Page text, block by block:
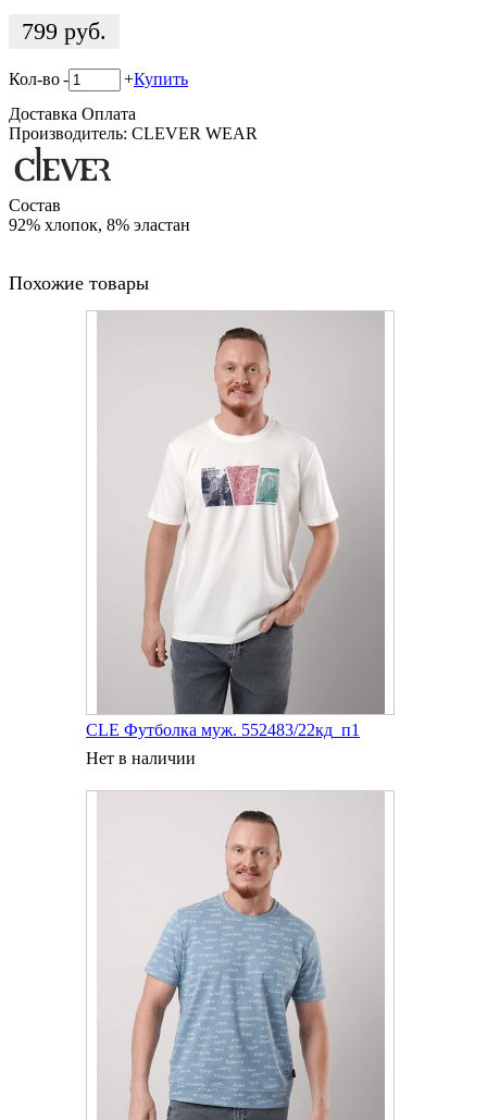
799 руб.
Кол-во- +Купить
Доставка Оплата
Производитель: CLEVER WEAR
Состав
92% хлопок, 8% эластан
Похожие товары
CLE Футболка муж. 552483/22кд_п1
Нет в наличии